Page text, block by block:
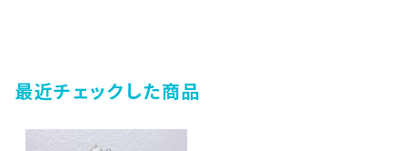
最近チェックした商品